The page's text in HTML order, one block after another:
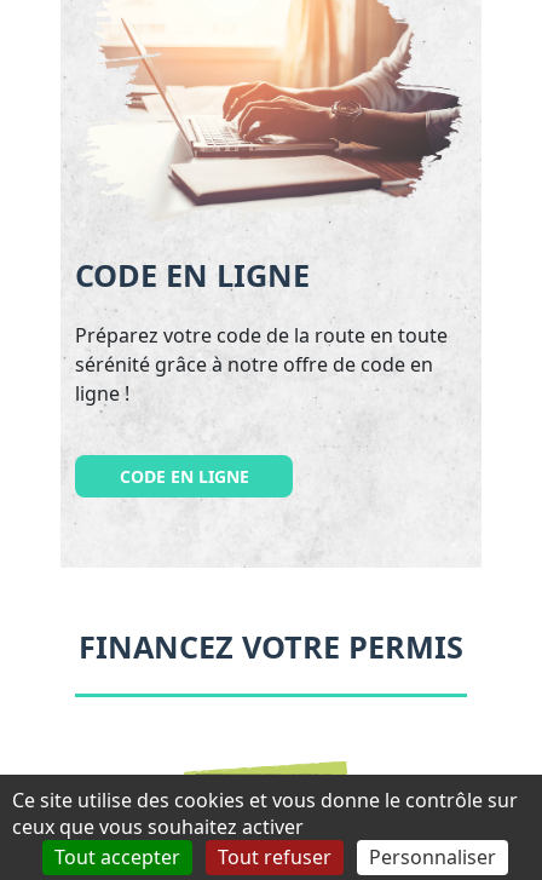
Ce site utilise des cookies et vous donne le contrôle sur
ceux que vous souhaitez activer
Tout accepter
Tout refuser Personnaliser
CODE EN LIGNE
Préparez votre code de la route en toute
sérénité grâce à notre offre de code en
ligne !
CODE EN LIGNE
FINANCEZ VOTRE PERMIS